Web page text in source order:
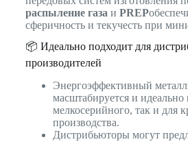
распыление газа и PREP
сферичность и текучесть при
📦 Идеально подходит для
производителей
Энергоэффективный
масштабируется и идеально
мелкосерийного, так и для
производства.
Дистрибьюторы могут